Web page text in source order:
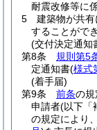
耐震改修等に
5
建築物が共
することができ
(交付決定通知
第8条
規則第5
定通知書(様式
(着手届)
第9条
前条の規
申請者(以下「
の規定により